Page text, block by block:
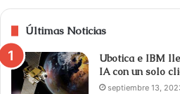
Últimas Noticias
Ubotica e IBM
IA con un solo
septiembre 13,